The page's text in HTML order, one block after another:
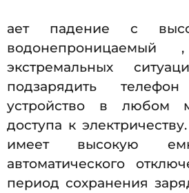
ает падение с
экстремальных
подзарядить
устройство в любом
доступа к
имеет высокую
автоматического
период сохранения